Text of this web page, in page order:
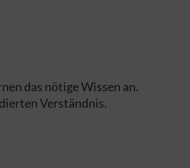
das nötige Wissen an.
Verständnis.